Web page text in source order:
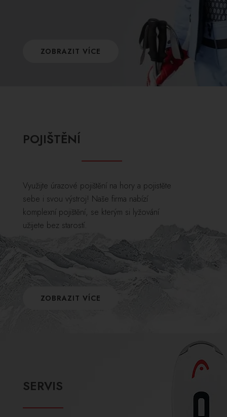
ZOBRAZIT VÍCE
POJIŠTĚNÍ
Využijte úrazové pojištění na hory a pojistěte
sebe i svou výstroj! Naše firma nabízí
komplexní pojištění, se kterým si lyžování
užijete bez starostí.
ZOBRAZIT VÍCE
SERVIS